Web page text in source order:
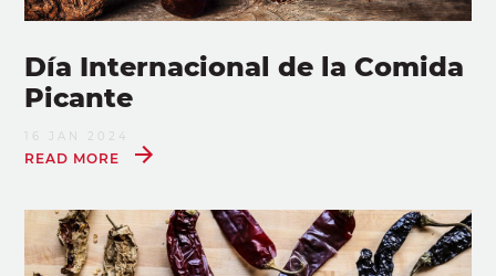
Día Internacional de la Comida
Picante
16 JAN 2024
READ MORE